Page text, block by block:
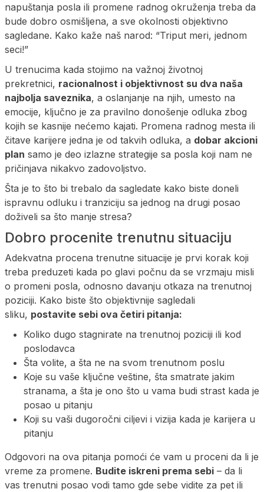
napuštanja posla ili promene radnog okruženja treba da
bude dobro osmišljena, a sve okolnosti objektivno
sagledane. Kako kaže naš narod: “Triput meri, jednom
seci!”
U trenucima kada stojimo na važnoj životnoj
prekretnici, racionalnost i objektivnost su dva naša
najbolja saveznika, a oslanjanje na njih, umesto na
emocije, ključno je za pravilno donošenje odluka zbog
kojih se kasnije nećemo kajati. Promena radnog mesta ili
čitave karijere jedna je od takvih odluka, a dobar akcioni
plan samo je deo izlazne strategije sa posla koji nam ne
pričinjava nikakvo zadovoljstvo.
Šta je to što bi trebalo da sagledate kako biste doneli
ispravnu odluku i tranziciju sa jednog na drugi posao
doživeli sa što manje stresa?
Dobro procenite trenutnu situaciju
Adekvatna procena trenutne situacije je prvi korak koji
treba preduzeti kada po glavi počnu da se vrzmaju misli
o promeni posla, odnosno davanju otkaza na trenutnoj
poziciji. Kako biste što objektivnije sagledali
sliku, postavite sebi ova četiri pitanja:
Koliko dugo stagnirate na trenutnoj poziciji ili kod
poslodavca
Šta volite, a šta ne na svom trenutnom poslu
Koje su vaše ključne veštine, šta smatrate jakim
stranama, a šta je ono što u vama budi strast kada je
posao u pitanju
Koji su vaši dugoročni ciljevi i vizija kada je karijera u
pitanju
Odgovori na ova pitanja pomoći će vam u proceni da li je
vreme za promene. Budite iskreni prema sebi – da li
vas trenutni posao vodi tamo gde sebe vidite za pet ili